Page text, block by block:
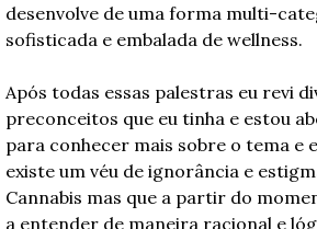
desenvolve de uma forma multi-
sofisticada e embalada de wellness.
Após todas essas palestras eu revi
preconceitos que eu tinha e estou
para conhecer mais sobre o tema e
existe um véu de ignorância e
Cannabis mas que a partir do
a entender de maneira racional e